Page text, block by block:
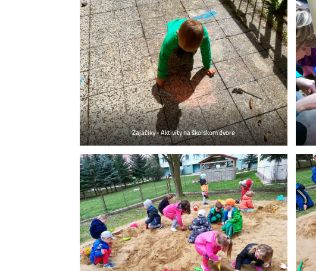
Zajačiky - Aktivity na školskom dvore